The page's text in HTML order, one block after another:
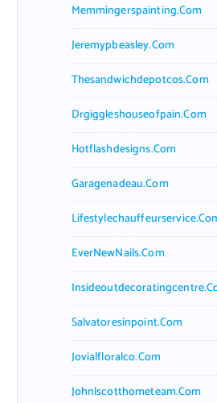
Memmingerspainting.com
Jeremypbeasley.com
Thesandwichdepotcos.com
Drgiggleshouseofpain.com
Hotflashdesigns.com
Garagenadeau.com
EverNewNails.com
Salvatoresinpoint.com
Jovialfloralco.com
Johnlscotthometeam.com